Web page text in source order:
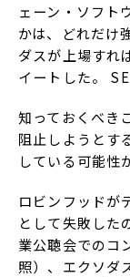
ェーン・ソフト
かは、どれだけ
ダスが上場すれ
イートした。
知っておくべき
阻止しようとす
している可能性
ロビンフッドが
として失敗した
業公聴会でのコ
照）、エクソダ